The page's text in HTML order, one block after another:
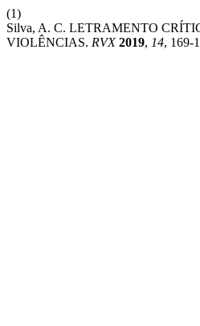
(1)
Silva, A. C. LETRAMENTO
VIOLÊNCIAS. RVX 2019, 14, 169-